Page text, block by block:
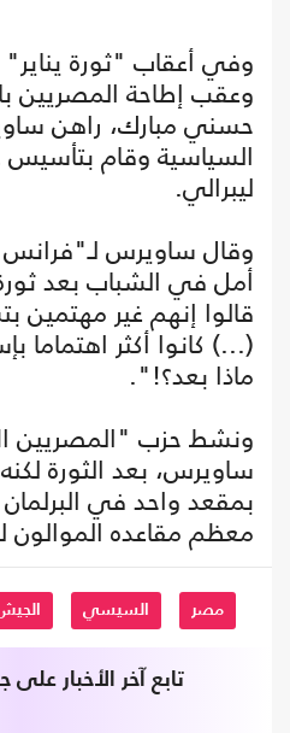
وعقب إطاحة المصريين
حسني مبارك، راهن
السياسية وقام
ليبرالي.
وقال ساويرس
قالوا إنهم غير
(...) كانوا أكثر اهتماما
ماذا بعد؟!".
ونشط حزب "المصريين
ساويرس، بعد الثورة
بمقعد واحد في
معظم مقاعده
مصر السيسي
تابع آخر الأخبار على